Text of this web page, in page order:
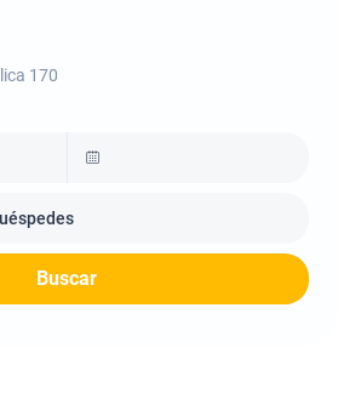
170
Buscar